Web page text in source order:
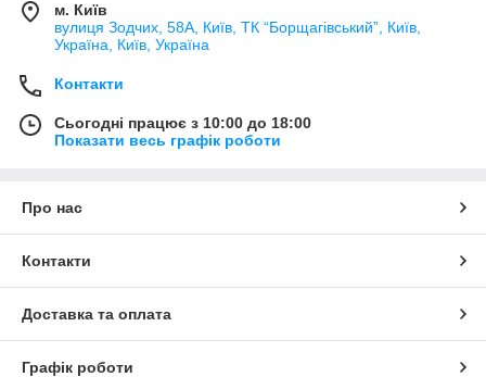
м. Київ
вулиця Зодчих, 58А, Київ, ТК “Борщагівський”, Київ,
Україна, Київ, Україна
Контакти
Сьогодні працює з 10:00 до 18:00
Показати весь графік роботи
Про нас
Контакти
Доставка та оплата
Графік роботи